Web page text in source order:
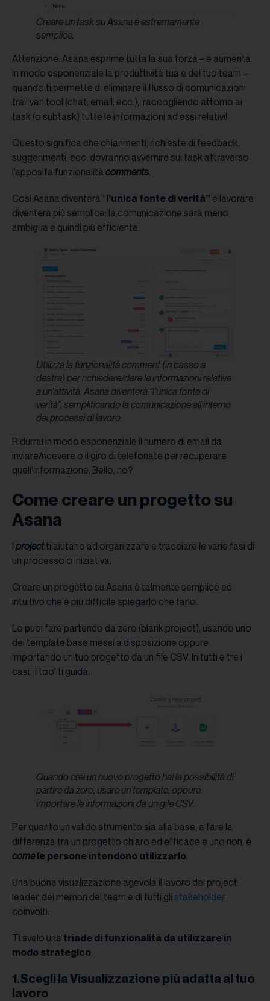
Creare un task su Asana è estremamente
semplice.
Attenzione: Asana esprime tutta la sua forza – e aumenta
in modo esponenziale la produttività tua e del tuo team –
quando ti permette di eliminare il flusso di comunicazioni
tra i vari tool (chat, email, ecc.), raccogliendo attorno ai
task (o subtask) tutte le informazioni ad essi relativi!
Questo significa che chiarimenti, richieste di feedback,
suggerimenti, ecc. dovranno avvernire sui task attraverso
l’apposita funzionalità comments.
Così Asana diventerà “l’unica fonte di verità” e lavorare
diventerà più semplice: la comunicazione sarà meno
ambigua e quindi più efficiente.
Utilizza la funzionalità comment (in basso a
destra) per richiedere/dare le informazioni relative
a un’attività. Asana diventerà “l’unica fonte di
verità”, semplificando la comunicazione all’interno
dei processi di lavoro.
Ridurrai in modo esponenziale il numero di email da
inviare/ricevere o il giro di telefonate per recuperare
quell’informazione. Bello, no?
Come creare un progetto su
Asana
I projectti aiutano ad organizzare e tracciare le varie fasi di
un processo o iniziativa.
Creare un progetto su Asana è talmente semplice ed
intuitivo che è più difficile spiegarlo che farlo.
Lo puoi fare partendo da zero (blank project), usando uno
dei template base messi a disposizione oppure
importando un tuo progetto da un file CSV. In tutti e tre i
casi, il tool ti guida.
Quando crei un nuovo progetto hai la possibilità di
partire da zero, usare un template, oppure
importare le informazioni da un gile CSV.
Per quanto un valido strumento sia alla base, a fare la
differenza tra un progetto chiaro ed efficace e uno non, è
comele persone intendono utilizzarlo.
Una buona visualizzazione agevola il lavoro del project
leader, dei membri del team e di tutti gli stakeholder
coinvolti.
Ti svelo una triade di funzionalità da utilizzare in
modo strategico.
1.Scegli la Visualizzazione più adatta al tuo
lavoro